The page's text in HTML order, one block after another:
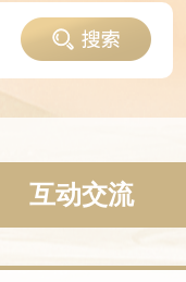
互动交流